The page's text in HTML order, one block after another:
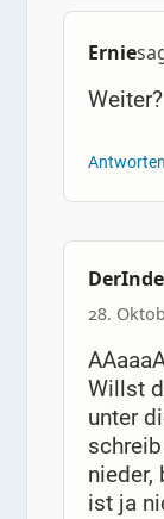
Ernie
Weiter?
Antworten
28.
Willst
unter
nieder,
ist ja